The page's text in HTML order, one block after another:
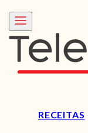
RECEITAS